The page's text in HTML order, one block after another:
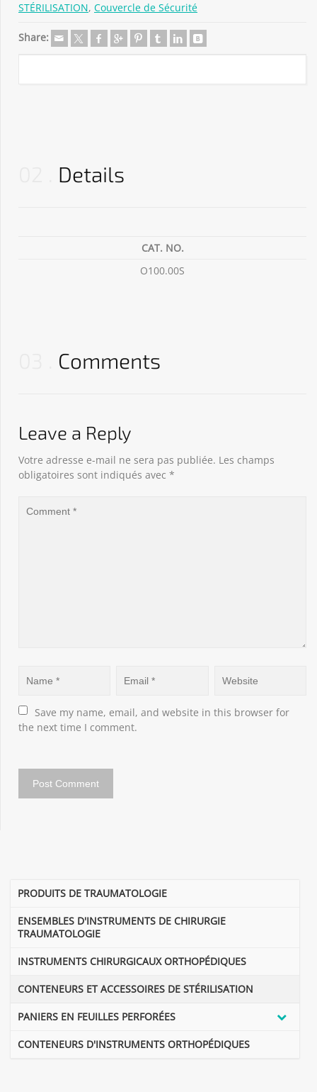
STÉRILISATION, Couvercle de Sécurité
Share:
Details
CAT. NO.
O100.00S
Comments
Leave a Reply
Votre adresse e-mail ne sera pas publiée. Les champs
obligatoires sont indiqués avec *
Save my name, email, and website in this browser for
the next time I comment.
PRODUITS DE TRAUMATOLOGIE
ENSEMBLES D'INSTRUMENTS DE CHIRURGIE
TRAUMATOLOGIE
INSTRUMENTS CHIRURGICAUX ORTHOPÉDIQUES
CONTENEURS ET ACCESSOIRES DE STÉRILISATION
PANIERS EN FEUILLES PERFORÉES
CONTENEURS D'INSTRUMENTS ORTHOPÉDIQUES